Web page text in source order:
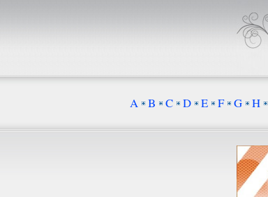
A B C D E F G H